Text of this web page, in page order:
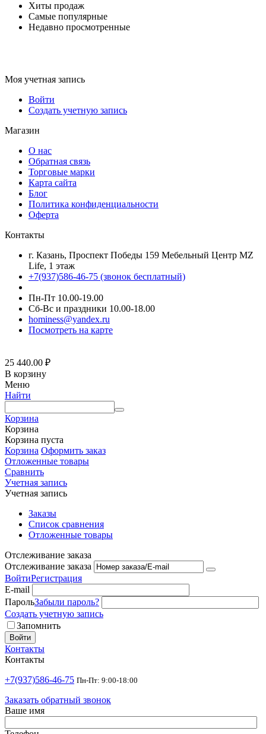
Хиты продаж
Самые популярные
Недавно просмотренные
Моя учетная запись
Войти
Создать учетную запись
Магазин
О нас
Обратная связь
Торговые марки
Карта сайта
Блог
Политика конфиденциальности
Оферта
Контакты
г. Казань, Проспект Победы 159 Мебельный Центр MZ
Life, 1 этаж
+7(937)586-46-75 (звонок бесплатный)
Пн-Пт 10.00-19.00
Сб-Вс и праздники 10.00-18.00
hominess@yandex.ru
Посмотреть на карте
25 440.00 ₽
В корзину
Меню
Найти
Корзина
Корзина
Корзина пуста
Корзина Оформить заказ
Отложенные товары
Сравнить
Учетная запись
Учетная запись
Заказы
Список сравнения
Отложенные товары
Отслеживание заказа
Отслеживание заказа
ВойтиРегистрация
E-mail
ПарольЗабыли пароль?
Создать учетную запись
Запомнить
Войти
Контакты
Контакты
+7(937)586-46-75 Пн-Пт: 9:00-18:00
Заказать обратный звонок
Ваше имя